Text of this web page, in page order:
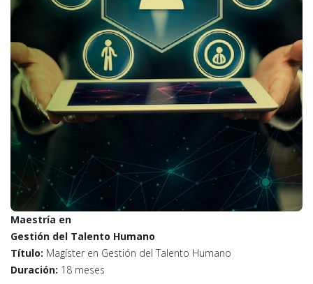
Maestría en
Gestión del Talento Humano
Título: Magíster en Gestión del Talento Humano
Duración: 18 meses